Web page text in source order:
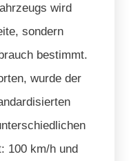
wird
sondern
bestimmt.
wurde der
100 km/h und